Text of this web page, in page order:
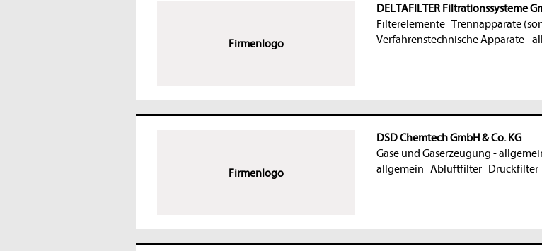
Firmenlogo
DELTAFILTER Filtrationssysteme
Filterelemente·Trennapparate
Verfahrenstechnische Apparate -
Firmenlogo
DSD Chemtech GmbH & Co. KG
Gase und Gaserzeugung -
allgemein ·Abluftfilter· Druckfilter·